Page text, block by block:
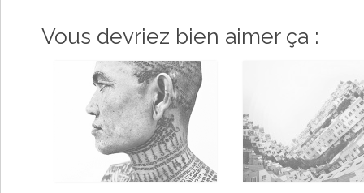
Vous devriez bien aimer ça :